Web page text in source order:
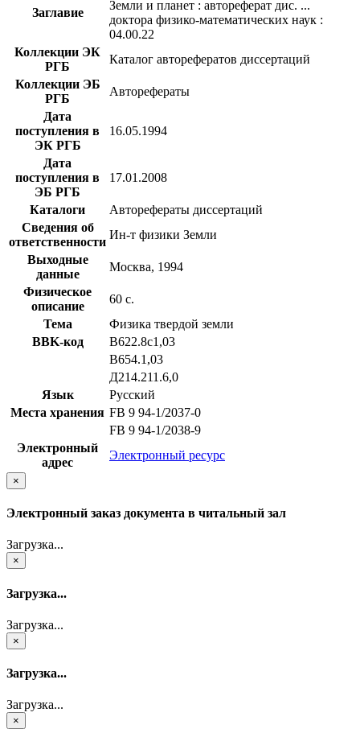
Заглавие
Земли и планет : автореферат дис. ...
доктора физико-математических наук :
04.00.22
Коллекции ЭК
РГБ
Каталог авторефератов диссертаций
Коллекции ЭБ
РГБ
Авторефераты
Дата
поступления в
ЭК РГБ
16.05.1994
Дата
поступления в
ЭБ РГБ
17.01.2008
Каталоги
Авторефераты диссертаций
Сведения об
ответственности
Ин-т физики Земли
Выходные
данные
Москва, 1994
Физическое
описание
60 с.
Тема
Физика твердой земли
BBK-код
В622.8с1,03
В654.1,03
Д214.211.6,0
Язык
Русский
Места хранения FB 9 94-1/2037-0
FB 9 94-1/2038-9
Электронный
адрес
Электронный ресурс
×
Электронный заказ документа в читальный зал
Загрузка...
×
Загрузка...
Загрузка...
×
Загрузка...
Загрузка...
×